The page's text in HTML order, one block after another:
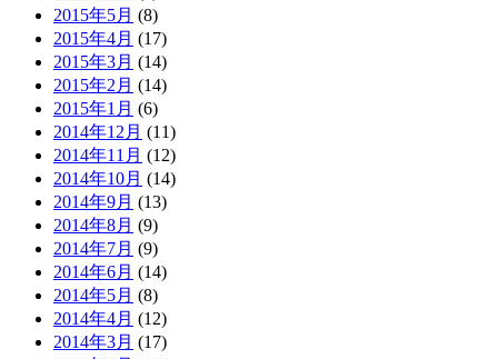
2015年5月 (8)
2015年4月 (17)
2015年3月 (14)
2015年2月 (14)
2015年1月 (6)
2014年12月 (11)
2014年11月 (12)
2014年10月 (14)
2014年9月 (13)
2014年8月 (9)
2014年7月 (9)
2014年6月 (14)
2014年5月 (8)
2014年4月 (12)
2014年3月 (17)